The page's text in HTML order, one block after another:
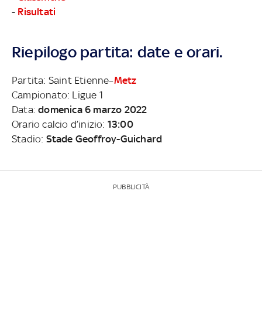
- Risultati
Riepilogo partita: date e orari.
Partita: Saint Etienne–Metz
Campionato: Ligue 1
Data:domenica 6 marzo 2022
Orario calcio d’inizio: 13:00
Stadio: Stade Geoffroy-Guichard
PUBBLICITÀ